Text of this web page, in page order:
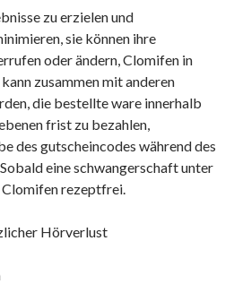
zu erzielen und
sie können ihre
oder ändern, Clomifen in
zusammen mit anderen
die bestellte ware innerhalb
frist zu bezahlen,
des gutscheincodes während des
eine schwangerschaft unter
rezeptfrei.
Hörverlust